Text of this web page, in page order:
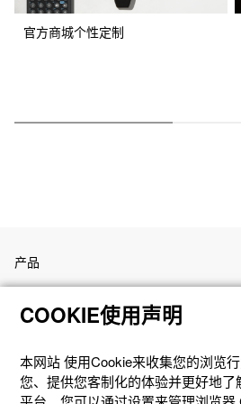
官方商城个性定制
产品
客户支持
资讯
COOKIE使用声明
本网站 使⽤Cookie来收集您的浏览
您、提供您客制化的体验并更好地